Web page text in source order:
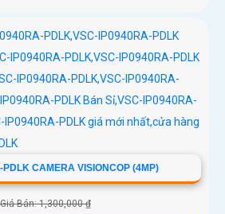
CAMERA VISIONCOP (4MP)
Giá Bán: 1,300,000 ₫